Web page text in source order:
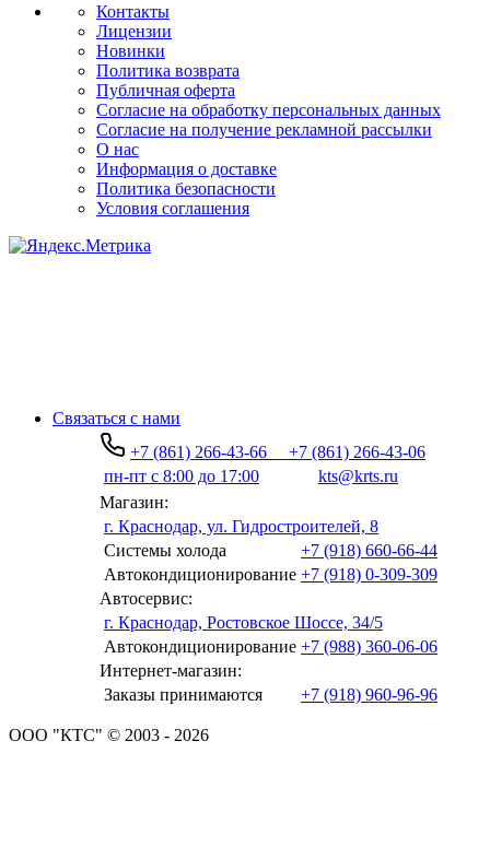
Контакты
Лицензии
Новинки
Политика возврата
Публичная оферта
Согласие на обработку персональных данных
Согласие на получение рекламной рассылки
О нас
Информация о доставке
Политика безопасности
Условия соглашения
Связаться с нами
+7 (861) 266-43-66
+7 (861) 266-43-06
пн-пт с 8:00 до 17:00
kts@krts.ru
Магазин:
г. Краснодар, ул. Гидростроителей, 8
Системы холода
+7 (918) 660-66-44
Автокондиционирование +7 (918) 0-309-309
Автосервис:
г. Краснодар, Ростовское Шоссе, 34/5
Автокондиционирование +7 (988) 360-06-06
Интернет-магазин:
Заказы принимаются
+7 (918) 960-96-96
ООО "КТС" © 2003 - 2026